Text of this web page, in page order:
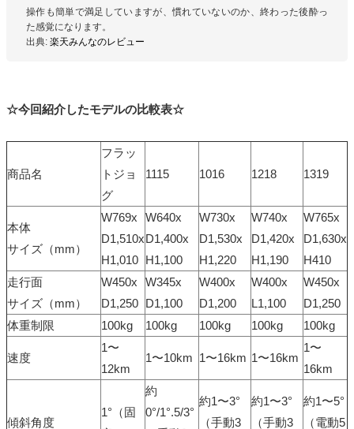
操作も簡単で満足していますが、慣れていないのか、終わった後酔っ
た感覚になります。
出典: 楽天みんなのレビュー
☆今回紹介したモデルの比較表☆
商品名
フラッ
トジョ
グ
1115 1016 1218 1319
本体
サイズ（mm）
W769x
D1,510x
H1,010
W640x
D1,400x
H1,100
W730x
D1,530x
H1,220
W740x
D1,420x
H1,190
W765x
D1,630x
H410
走行面
サイズ（mm）
W450x
D1,250
W345x
D1,100
W400x
D1,200
W400x
L1,100
W450x
D1,250
体重制限
100kg 100kg 100kg 100kg 100kg
速度
1〜
12km
1〜10km 1〜16km 1〜16km
1〜
16km
傾斜角度
1°（固
約
0°/1°.5/3°
約1〜3°
（手動3
約1〜3°
（手動3
約1〜5°
（電動5